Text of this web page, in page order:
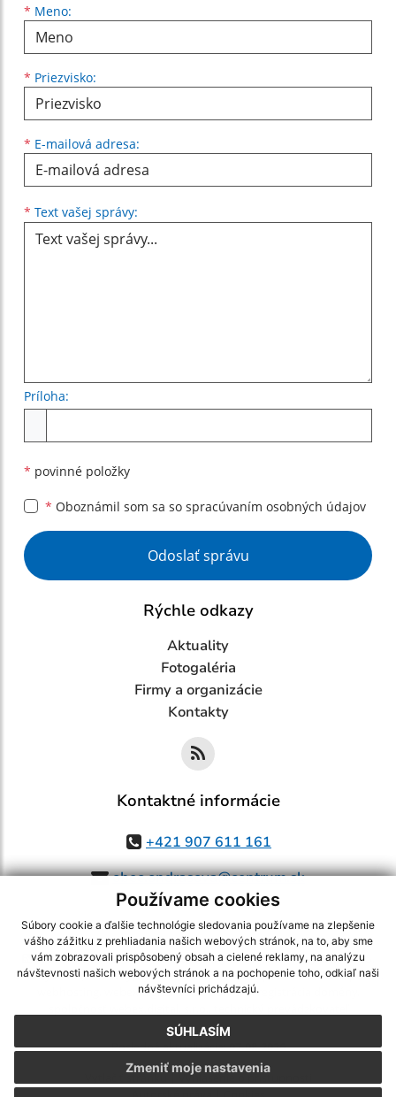
Používame cookies
Súbory cookie a ďalšie technológie sledovania používame na zlepšenie
vášho zážitku z prehliadania našich webových stránok, na to, aby sme
vám zobrazovali prispôsobený obsah a cielené reklamy, na analýzu
návštevnosti našich webových stránok a na pochopenie toho, odkiaľ naši
návštevníci prichádzajú.
SÚHLASÍM
Zmeniť moje nastavenia
* Meno:
Meno
* Priezvisko:
Priezvisko
* E-mailová adresa:
E-mailová adresa
* Text vašej správy:
Príloha:
* povinné položky
* Oboznámil som sa so spracúvaním osobných údajov
Google reCaptcha Response
Odoslať správu
Rýchle odkazy
Aktuality
Fotogaléria
Firmy a organizácie
Kontakty
Kontaktné informácie
+421 907 611 161
obec.ondrasova@centrum.sk
využite možnosť získavania aktuálnych informácií s využitím RSS
CMS systém (redakčný) systém ECHELON 2,Mapa stránok,web portál
webex.digital, s.r.o.,domény,registrácia domény
Posledná aktualizácia:07.08.2026
Vytlačiť stránku|Vyhlásenie o prístupnosti